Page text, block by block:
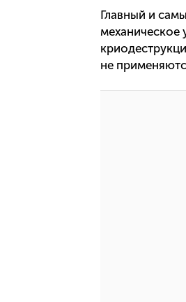
Главный и
механическое
не